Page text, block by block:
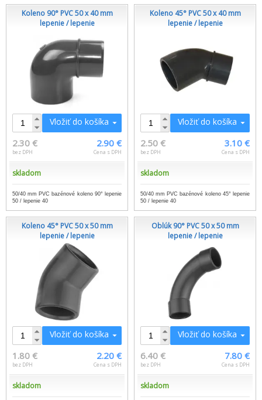
Koleno 90° PVC 50 x 40 mm
lepenie / lepenie
Vložiť do košíka
2.30 €
bez DPH
2.90 €
Cena s DPH
skladom
50/40 mm PVC bazénové koleno 90° lepenie
50 / lepenie 40
Koleno 45° PVC 50 x 40 mm
lepenie / lepenie
Vložiť do košíka
2.50 €
bez DPH
3.10 €
Cena s DPH
skladom
50/40 mm PVC bazénové koleno 45° lepenie
50 / lepenie 40
Koleno 45° PVC 50 x 50 mm
lepenie / lepenie
Vložiť do košíka
1.80 €
bez DPH
2.20 €
Cena s DPH
skladom
Oblúk 90° PVC 50 x 50 mm
lepenie / lepenie
Vložiť do košíka
6.40 €
bez DPH
7.80 €
Cena s DPH
skladom